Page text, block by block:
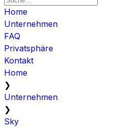
Home
Unternehmen
FAQ
Privatsphäre
Kontakt
Home
❯
Unternehmen
❯
Sky